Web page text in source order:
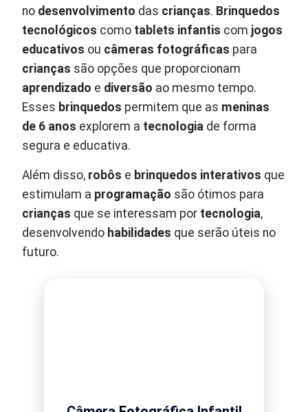
no desenvolvimento das crianças. Brinquedos
tecnológicos como tablets infantis com jogos
educativos ou câmeras fotográficas para
crianças são opções que proporcionam
aprendizado e diversão ao mesmo tempo.
Esses brinquedos permitem que as meninas
de 6 anos explorem a tecnologia de forma
segura e educativa.
Além disso, robôs e brinquedos interativos que
estimulam a programação são ótimos para
crianças que se interessam por tecnologia,
desenvolvendo habilidades que serão úteis no
futuro.